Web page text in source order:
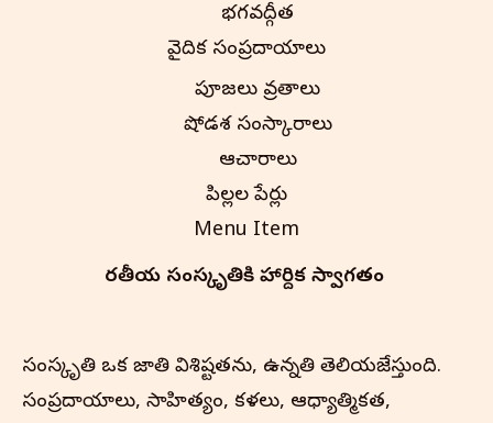
భగవద్గీత
వైదిక సంప్రదాయాలు
పూజలు వ్రతాలు
షోడశ సంస్కారాలు
ఆచారాలు
పిల్లల పేర్లు
Menu Item
భారతీయ సంస్కృతి‌కి హార్దిక స్వాగతం
సంస్కృతి ఒక జాతి విశిష్టతను, ఉన్నతిని తెలియజేస్తుంది.
సంప్రదాయాలు, సాహిత్యం, కళలు, ఆధ్యాత్మికత,